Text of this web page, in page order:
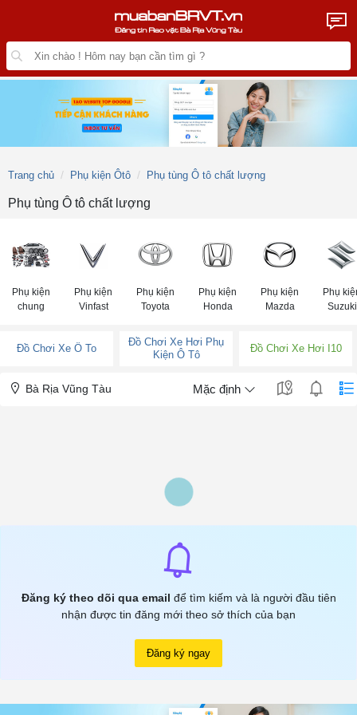
Trang chủ Phụ kiện Ôtô Phụ tùng Ô tô chất lượng
Phụ tùng Ô tô chất lượng
Phụ kiện
chung
Phụ kiện
Vinfast
Phụ kiện
Toyota
Phụ kiện
Honda
Phụ kiện
Mazda
Phụ
Suzuki
Đồ Chơi Xe Ô To
Đồ Chơi Xe Hơi Phụ
Kiện Ô Tô
Đồ Chơi Xe Hơi I10
Bà Rịa Vũng Tàu Mặc định
Đăng ký theo dõi qua email để tìm kiếm và là người đầu tiên
nhận được tin đăng mới theo sở thích của bạn
Đăng ký ngay